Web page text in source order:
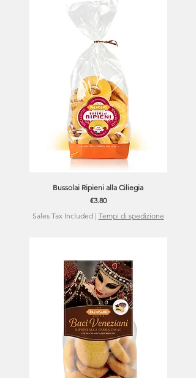
Bussolai Ripieni alla Ciliegia
Price
€3.80
Sales Tax Included| Tempi di spedizione